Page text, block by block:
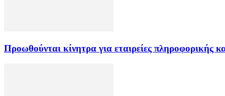
Προωθούνται κίνητρα για εταιρείες πληροφορικής